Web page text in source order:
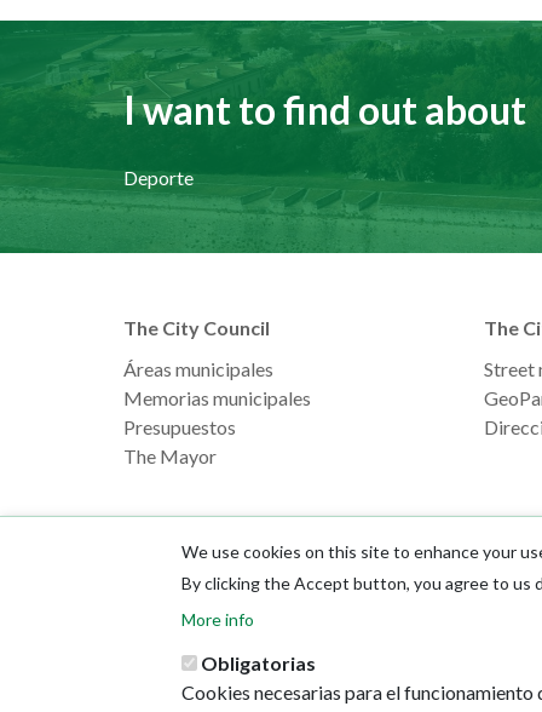
I want to find out about
Deporte
The City Council
Áreas municipales
Memorias municipales
Presupuestos
The Mayor
The
Street
We use cookies on this site to enhance your
By clicking the Accept button, you agree to us
More info
Obligatorias
Cookies necesarias para el funcionamiento